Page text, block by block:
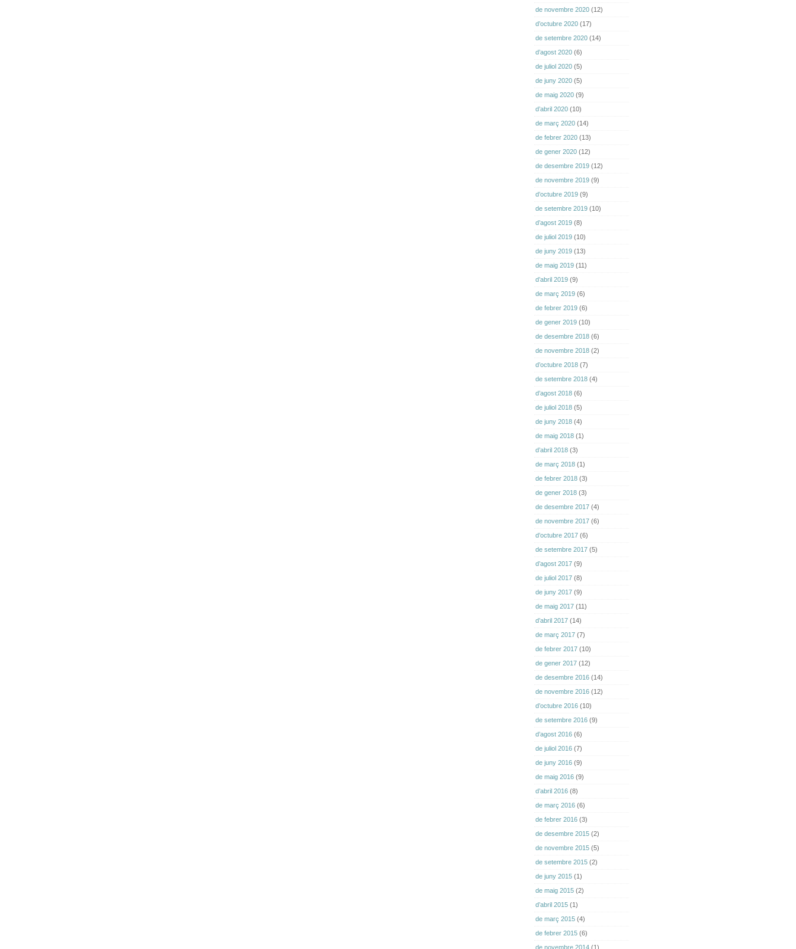
de novembre 2020 (12)
d’octubre 2020 (17)
de setembre 2020 (14)
d’agost 2020 (6)
de juliol 2020 (5)
de juny 2020 (5)
de maig 2020 (9)
d’abril 2020 (10)
de març 2020 (14)
de febrer 2020 (13)
de gener 2020 (12)
de desembre 2019 (12)
de novembre 2019 (9)
d’octubre 2019 (9)
de setembre 2019 (10)
d’agost 2019 (8)
de juliol 2019 (10)
de juny 2019 (13)
de maig 2019 (11)
d’abril 2019 (9)
de març 2019 (6)
de febrer 2019 (6)
de gener 2019 (10)
de desembre 2018 (6)
de novembre 2018 (2)
d’octubre 2018 (7)
de setembre 2018 (4)
d’agost 2018 (6)
de juliol 2018 (5)
de juny 2018 (4)
de maig 2018 (1)
d’abril 2018 (3)
de març 2018 (1)
de febrer 2018 (3)
de gener 2018 (3)
de desembre 2017 (4)
de novembre 2017 (6)
d’octubre 2017 (6)
de setembre 2017 (5)
d’agost 2017 (9)
de juliol 2017 (8)
de juny 2017 (9)
de maig 2017 (11)
d’abril 2017 (14)
de març 2017 (7)
de febrer 2017 (10)
de gener 2017 (12)
de desembre 2016 (14)
de novembre 2016 (12)
d’octubre 2016 (10)
de setembre 2016 (9)
d’agost 2016 (6)
de juliol 2016 (7)
de juny 2016 (9)
de maig 2016 (9)
d’abril 2016 (8)
de març 2016 (6)
de febrer 2016 (3)
de desembre 2015 (2)
de novembre 2015 (5)
de setembre 2015 (2)
de juny 2015 (1)
de maig 2015 (2)
d’abril 2015 (1)
de març 2015 (4)
de febrer 2015 (6)
de novembre 2014 (1)